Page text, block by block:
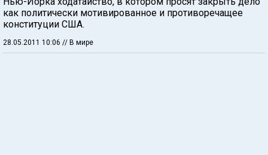
как политически мотивированное и противоречащее
конституции США.
28.05.2011 10:06 // В мире